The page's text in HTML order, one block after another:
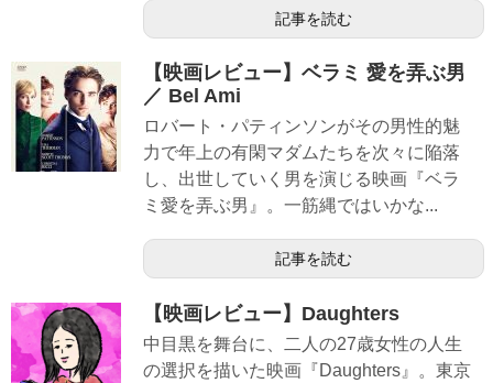
記事を読む
【映画レビュー】ベラミ 愛を弄ぶ男
／ Bel Ami
ロバート・パティンソンがその男性的魅
力で年上の有閑マダムたちを次々に陥落
し、出世していく男を演じる映画『ベラ
ミ愛を弄ぶ男』。一筋縄ではいかな...
記事を読む
【映画レビュー】Daughters
中目黒を舞台に、二人の27歳女性の人生
の選択を描いた映画『Daughters』。東京